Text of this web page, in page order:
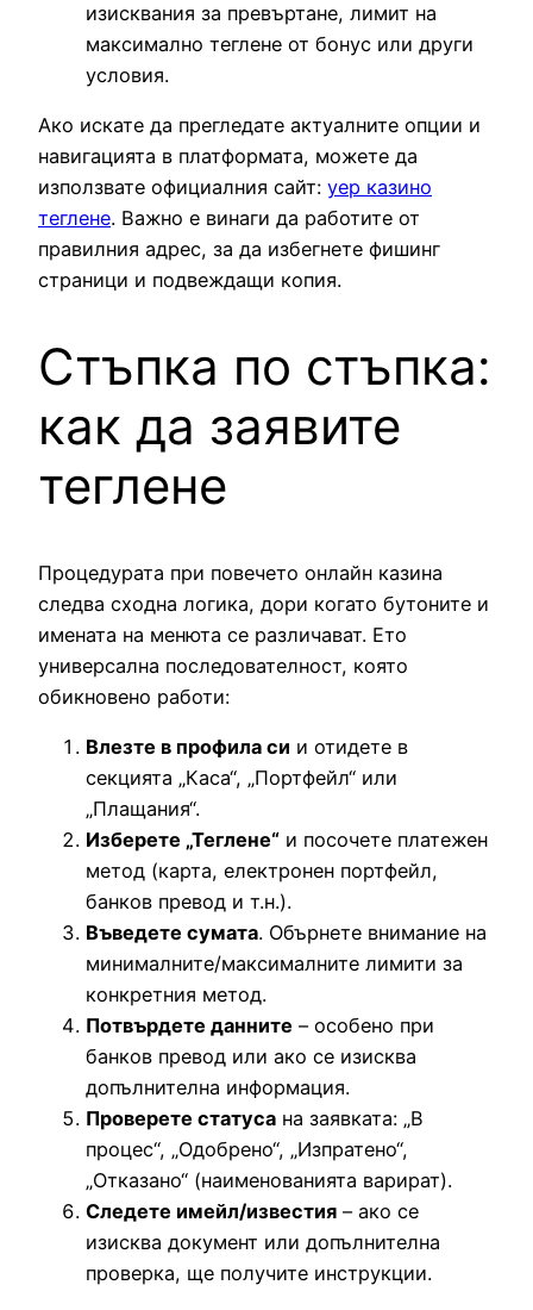
изисквания за превъртане, лимит на
максимално теглене от бонус или други
условия.
Ако искате да прегледате актуалните опции и
навигацията в платформата, можете да
използвате официалния сайт: yep казино
теглене. Важно е винаги да работите от
правилния адрес, за да избегнете фишинг
страници и подвеждащи копия.
Стъпка по стъпка:
как да заявите
теглене
Процедурата при повечето онлайн казина
следва сходна логика, дори когато бутоните и
имената на менюта се различават. Ето
универсална последователност, която
обикновено работи:
Влезте в профила си и отидете в
секцията „Каса“, „Портфейл“ или
„Плащания“.
Изберете „Теглене“ и посочете платежен
метод (карта, електронен портфейл,
банков превод и т.н.).
Въведете сумата. Обърнете внимание на
минималните/максималните лимити за
конкретния метод.
Потвърдете данните – особено при
банков превод или ако се изисква
допълнителна информация.
Проверете статуса на заявката: „В
процес“, „Одобрено“, „Изпратено“,
„Отказано“ (наименованията варират).
Следете имейл/известия – ако се
изисква документ или допълнителна
проверка, ще получите инструкции.